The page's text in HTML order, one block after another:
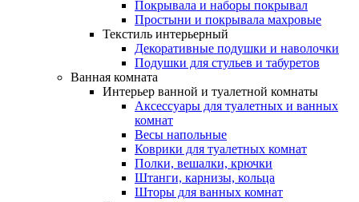
Покрывала и наборы покрывал
Простыни и покрывала махровые
Текстиль интерьерный
Декоративные подушки и наволочки
Подушки для стульев и табуретов
Ванная комната
Интерьер ванной и туалетной комнаты
Аксессуары для туалетных и ванных
комнат
Весы напольные
Коврики для туалетных комнат
Полки, вешалки, крючки
Штанги, карнизы, кольца
Шторы для ванных комнат